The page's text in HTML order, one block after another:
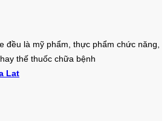
đều là mỹ phẩm, thực phẩm chức năng,
thế thuốc chữa bệnh
Lat